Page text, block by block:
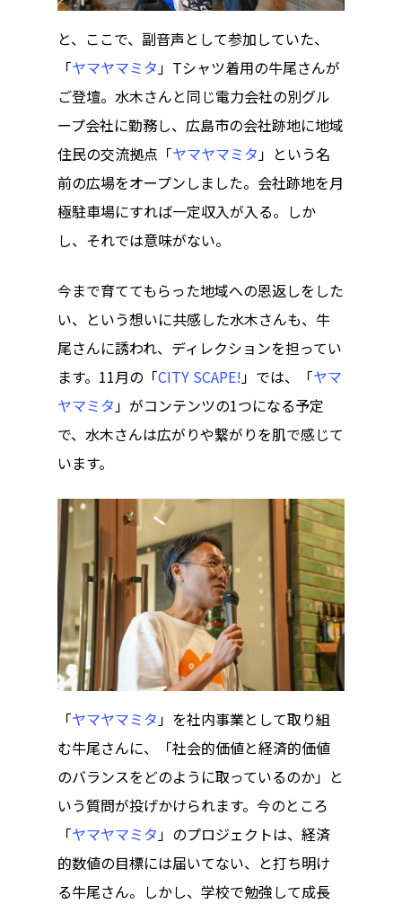
と、ここで、副音声として参加していた、
「ヤマヤマミタ」Tシャツ着用の牛尾さんが
ご登壇。水木さんと同じ電力会社の別グル
ープ会社に勤務し、広島市の会社跡地に地域
住民の交流拠点「ヤマヤマミタ」という名
前の広場をオープンしました。会社跡地を月
極駐車場にすれば一定収入が入る。しか
し、それでは意味がない。
今まで育ててもらった地域への恩返しをした
い、という想いに共感した水木さんも、牛
尾さんに誘われ、ディレクションを担ってい
ます。11月の「CITY SCAPE!」では、「ヤマ
ヤマミタ」がコンテンツの1つになる予定
で、水木さんは広がりや繋がりを肌で感じて
います。
「ヤマヤマミタ 」を社内事業として取り組
む牛尾さんに、「社会的価値と経済的価値
のバランスをどのように取っているのか」と
いう質問が投げかけられます。今のところ
「ヤマヤマミタ 」のプロジェクトは、経済
的数値の目標には届いてない、と打ち明け
る牛尾さん。しかし、学校で勉強して成長
食